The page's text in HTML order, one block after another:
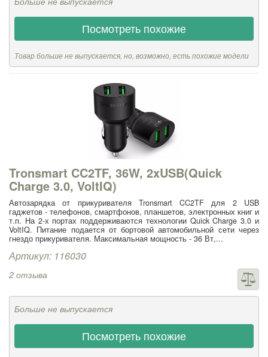
Посмотреть похожие
Товар больше не выпускается, но, возможно, есть похожие модели
Tronsmart CC2TF, 36W, 2xUSB(Quick
Charge 3.0, VoltIQ)
Автозарядка от прикуривателя Tronsmart CC2TF для 2 USB
гаджетов - телефонов, смартфонов, планшетов, электронных книг и
т.п. На 2-х портах поддерживаются технологии Quick Charge 3.0 и
VoltIQ. Питание подается от бортовой автомобильной сети через
гнездо прикуривателя. Максимальная мощность - 36 Вт,...
Артикул: 116030
2 отзыва
Больше не выпускается
Посмотреть похожие